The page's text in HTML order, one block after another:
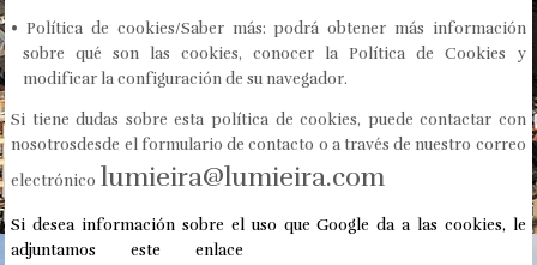
• Política de cookies/Saber más: podrá obtener más información
sobre qué son las cookies, conocer la Política de Cookies y
modificar la configuración de su navegador.
Si tiene dudas sobre esta política de cookies, puede contactar con
nosotrosdesde el formulario de contacto o a través de nuestro correo
electrónico lumieira@lumieira.com
Si desea información sobre el uso que Google da a las cookies, le
adjuntamos este enlace